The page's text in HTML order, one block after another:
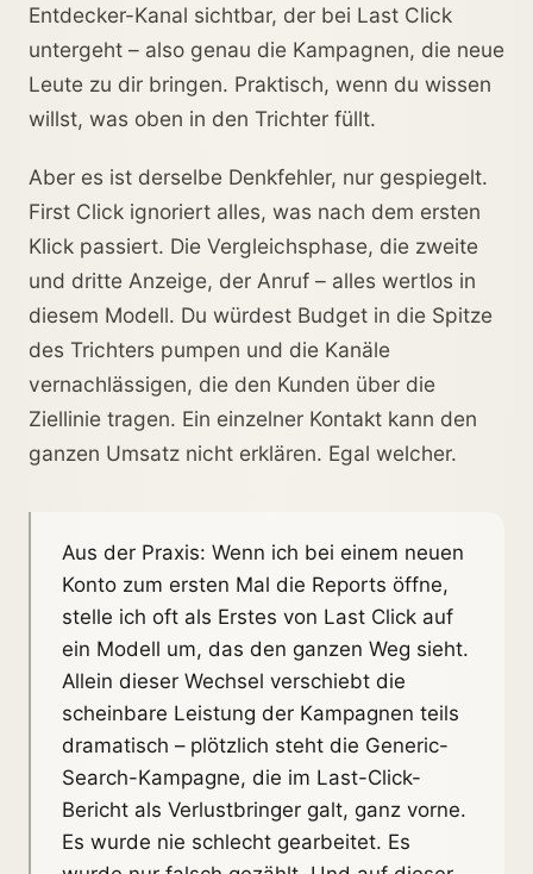
Entdecker-Kanal sichtbar, der bei Last Click
untergeht – also genau die Kampagnen, die neue
Leute zu dir bringen. Praktisch, wenn du wissen
willst, was oben in den Trichter füllt.
Aber es ist derselbe Denkfehler, nur gespiegelt.
First Click ignoriert alles, was nach dem ersten
Klick passiert. Die Vergleichsphase, die zweite
und dritte Anzeige, der Anruf – alles wertlos in
diesem Modell. Du würdest Budget in die Spitze
des Trichters pumpen und die Kanäle
vernachlässigen, die den Kunden über die
Ziellinie tragen. Ein einzelner Kontakt kann den
ganzen Umsatz nicht erklären. Egal welcher.
Aus der Praxis: Wenn ich bei einem neuen
Konto zum ersten Mal die Reports öffne,
stelle ich oft als Erstes von Last Click auf
ein Modell um, das den ganzen Weg sieht.
Allein dieser Wechsel verschiebt die
scheinbare Leistung der Kampagnen teils
dramatisch – plötzlich steht die Generic-
Search-Kampagne, die im Last-Click-
Bericht als Verlustbringer galt, ganz vorne.
Es wurde nie schlecht gearbeitet. Es